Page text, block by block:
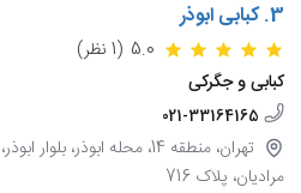
3. کبابی ابوذر
5.0 (1 نظر)
کبابی و جگرکی
021-33164165
تهران، منطقه 14، محله
مرادیان، پلاک 716